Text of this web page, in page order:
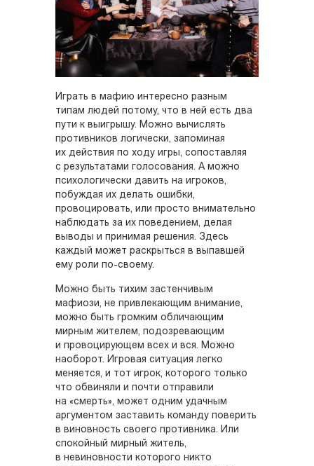
Играть в мафию интересно разным
типам людей потому, что в ней есть два
пути к выигрышу. Можно вычислять
противников логически, запоминая
их действия по ходу игры, сопоставляя
с результатами голосования. А можно
психологически давить на игроков,
побуждая их делать ошибки,
провоцировать, или просто внимательно
наблюдать за их поведением, делая
выводы и принимая решения. Здесь
каждый может раскрыться в выпавшей
ему роли по-своему.
Можно быть тихим застенчивым
мафиози, не привлекающим внимание,
можно быть громким обличающим
мирным жителем, подозревающим
и провоцирующем всех и вся. Можно
наоборот. Игровая ситуация легко
меняется, и тот игрок, которого только
что обвиняли и почти отправили
на «смерть», может одним удачным
аргументом заставить команду поверить
в виновность своего противника. Или
спокойный мирный житель,
в невиновности которого никто